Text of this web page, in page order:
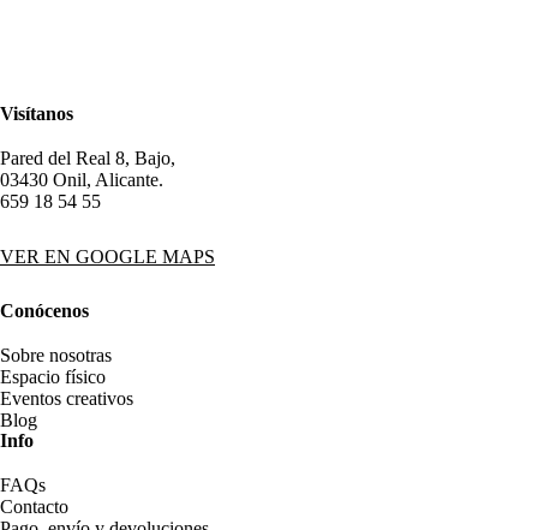
Visítanos
Pared del Real 8, Bajo,
03430 Onil, Alicante.
659 18 54 55
VER EN GOOGLE MAPS
Conócenos
Sobre nosotras
Espacio físico
Eventos creativos
Blog
Info
FAQs
Contacto